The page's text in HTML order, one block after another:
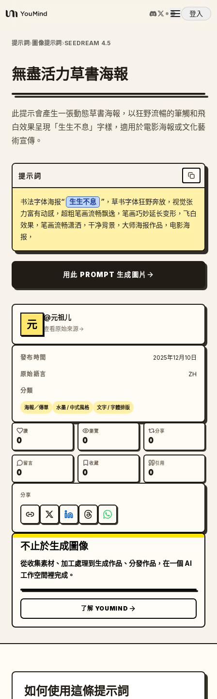
YouMind
登入
概覽
使用案例
提示詞
定價
下載
部落格
更新
提示詞› 圖像提示詞 ›SEEDREAM 4.5
無盡活力草書海報
此提示會產生一張動態草書海報，以狂野流暢的筆觸和飛
白效果呈現「生生不息」字樣，適用於電影海報或文化藝
術宣傳。
提示詞
书法字体海报“ 生生不息
”，草书字体狂野奔放，视觉张
力富有动感，超粗笔画流畅飘逸，笔画巧妙延长变形，飞白
效果，笔画流畅潇洒，干净背景，大师海报作品，电影海
报，
用此 PROMPT 生成圖片
元
@元祖儿
查看原始來源
發布時間 2025年12月10日
原始語言 ZH
分類
海報／傳單 水墨 / 中式風格 文字 / 字體排版
讚
0
瀏覽
0
分享
0
留言
0
收藏
0
引用
0
分享
不止於生成圖像
從收集素材、加工處理到生成作品、分發作品，在一個 AI
工作空間裡完成。
了解 YOUMIND
如何使用這條提示詞